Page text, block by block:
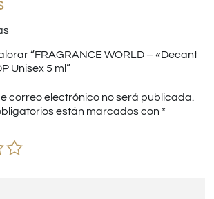
“FRAGRANCE WORLD – «Decant
Unisex 5 ml”
correo electrónico no será publicada.
están marcados con *